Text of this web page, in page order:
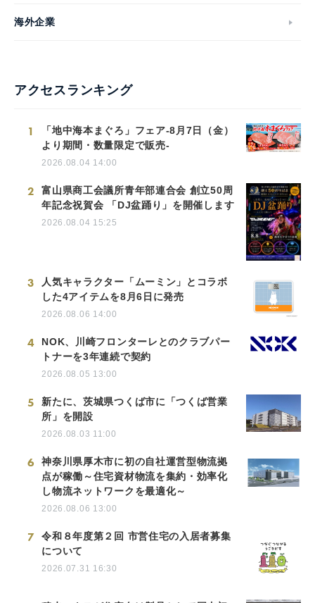
海外企業
アクセスランキング
1
「地中海本まぐろ」フェア-8月7日（金）
より期間・数量限定で販売-
2026.08.04 14:00
2
富山県商工会議所青年部連合会 創立50周
年記念祝賀会 「DJ盆踊り」を開催します
2026.08.04 15:25
3
人気キャラクター「ムーミン」とコラボ
した4アイテムを8月6日に発売
2026.08.06 14:00
4
NOK、川崎フロンターレとのクラブパー
トナーを3年連続で契約
2026.08.05 13:00
5
新たに、茨城県つくば市に「つくば営業
所」を開設
2026.08.03 11:00
6
神奈川県厚木市に初の自社運営型物流拠
点が稼働～住宅資材物流を集約・効率化
し物流ネットワークを最適化～
2026.08.06 13:00
7
令和８年度第２回 市営住宅の入居者募集
について
2026.07.31 16:30